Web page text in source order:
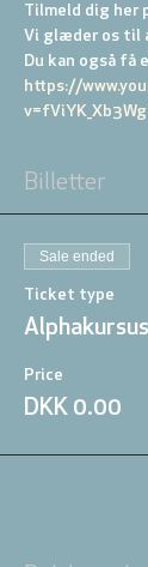
Tilmeld dig her
Vi glæder os til
Du kan også få
https://
Billetter
Sale ended
Ticket type
Alphakursus
Price
DKK 0.00